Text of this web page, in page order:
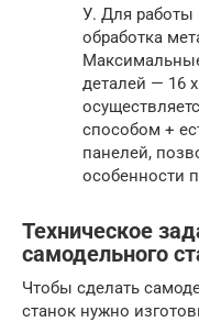
У. Для работы
обработка
деталей — 16
способом +
панелей,
особенности
Техническое
самодельного
Чтобы сделать
станок нужно